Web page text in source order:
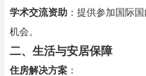
学术交流资助 ：提供参加国际
机会。
二、生活与安居保障
住房解决方案 ：